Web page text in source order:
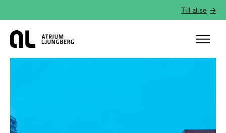
Till al.se
Hem